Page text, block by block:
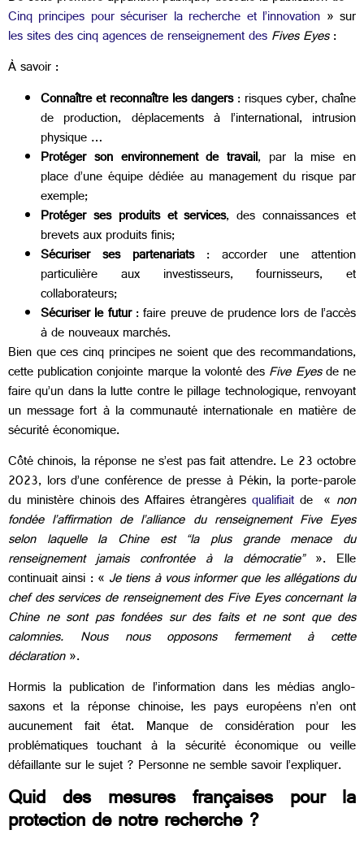
Cinq principes pour sécuriser la recherche et l’innovation » sur
les sites des cinq agences de renseignement desFives Eyes:
À savoir :
Connaître et reconnaître les dangers: risques cyber, chaîne
de production, déplacements à l’international, intrusion
physique …
Protéger son environnement de travail, par la mise en
place d’une équipe dédiée au management du risque par
exemple;
Protéger ses produits et services, des connaissances et
brevets aux produits finis;
Sécuriser ses partenariats: accorder une attention
particulière aux investisseurs, fournisseurs, et
collaborateurs;
Sécuriser le futur: faire preuve de prudence lors de l’accès
à de nouveaux marchés.
Bien que ces cinq principes ne soient que des recommandations,
cette publication conjointe marque la volonté desFive Eyesde ne
faire qu’un dans la lutte contre le pillage technologique, renvoyant
un message fort à la communauté internationale en matière de
sécurité économique.
Côté chinois, la réponse ne s’est pas fait attendre. Le 23 octobre
2023, lors d’une conférence de presse à Pékin, la porte-parole
du ministère chinois des Affaires étrangères qualifiait de « non
fondée l’affirmation de l’alliance du renseignement Five Eyes
selon laquelle la Chine est “la plus grande menace du
renseignement jamais confrontée à la démocratie” ». Elle
continuait ainsi : « Je tiens à vous informer que les allégations du
chef des services de renseignement des Five Eyes concernant la
Chine ne sont pas fondées sur des faits et ne sont que des
calomnies. Nous nous opposons fermement à cette
déclaration».
Hormis la publication de l’information dans les médias anglo-
saxons et la réponse chinoise, les pays européens n’en ont
aucunement fait état. Manque de considération pour les
problématiques touchant à la sécurité économique ou veille
défaillante sur le sujet ? Personne ne semble savoir l’expliquer.
Quid des mesures françaises pour la
protection de notre recherche ?